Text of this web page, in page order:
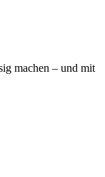
machen – und mit